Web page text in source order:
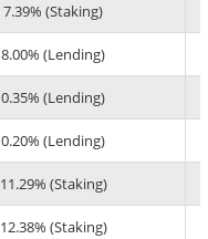
7.39% (Staking)
8.00% (Lending)
0.35% (Lending)
0.20% (Lending)
11.29% (Staking)
12.38% (Staking)